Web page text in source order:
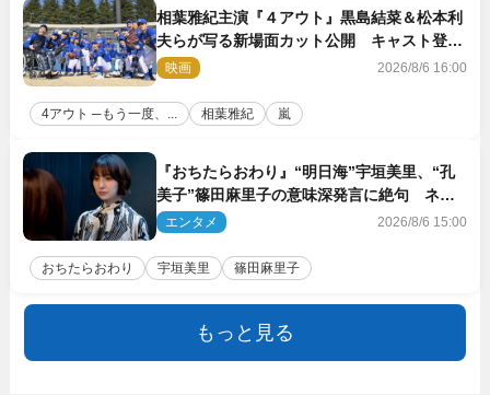
相葉雅紀主演『４アウト』黒島結菜＆松本利
夫らが写る新場面カット公開 キャスト登壇
イベントも決定
映画 2026/8/6 16:00
4アウト ─もう一度、... 相葉雅紀 嵐
『おちたらおわり』“明日海”宇垣美里、“孔
美子”篠田麻里子の意味深発言に絶句 ネッ
ト驚き「まさか」「意外な展開」
エンタメ 2026/8/6 15:00
おちたらおわり 宇垣美里 篠田麻里子
もっと見る